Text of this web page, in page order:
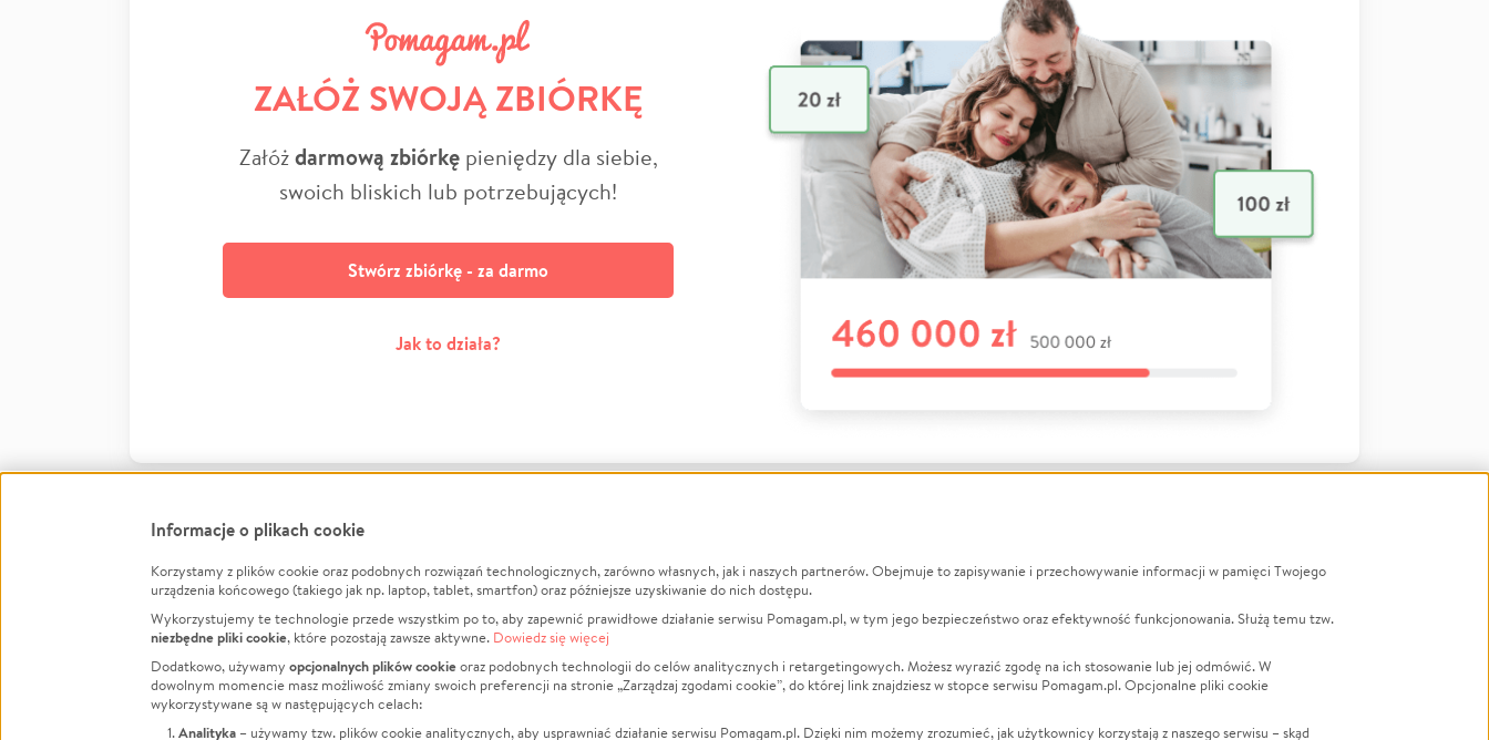
ZAŁÓŻ SWOJĄ ZBIÓRKĘ
Załóżdarmową zbiórkępieniędzy dla siebie,
swoich bliskich lub potrzebujących!
Stwórz zbiórkę - za darmo
Jak to działa?
FacebookTwitter Instagram
LinkedInTikTok Youtube
Informacje
Jak to działa?
Regulamin
Polityka Prywatności
O nas
Opinie
Raporty
Za darmo
Zbieraj na
Leczenie
Zwierzęta
Pożar
LGBTQ+
Powódź
Wichura
Informacje o plikach cookie
Korzystamy z plików cookie oraz podobnych rozwiązań technologicznych, zarówno własnych, jak i naszych partnerów. Obejmuje to zapisywanie i przechowywanie informacji w pamięci Twojego
urządzenia końcowego (takiego jak np. laptop, tablet, smartfon) oraz późniejsze uzyskiwanie do nich dostępu.
Wykorzystujemy te technologie przede wszystkim po to, aby zapewnić prawidłowe działanie serwisu Pomagam.pl, w tym jego bezpieczeństwo oraz efektywność funkcjonowania. Służą temu tzw.
niezbędne pliki cookie, które pozostają zawsze aktywne. Dowiedz się więcej
Dodatkowo, używamy opcjonalnych plików cookieoraz podobnych technologii do celów analitycznych i retargetingowych. Możesz wyrazić zgodę na ich stosowanie lub jej odmówić. W
dowolnym momencie masz możliwość zmiany swoich preferencji na stronie „Zarządzaj zgodami cookie”, do której link znajdziesz w stopce serwisu Pomagam.pl. Opcjonalne pliki cookie
wykorzystywane są w następujących celach:
Analityka – używamy tzw. plików cookie analitycznych, aby usprawniać działanie serwisu Pomagam.pl. Dzięki nim możemy zrozumieć, jak użytkownicy korzystają z naszego serwisu – skąd